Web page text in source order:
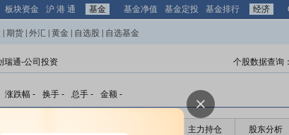
板块资金 沪 港 通 基金 基金净值 基金定投 基金排行 经济
期货 外汇 黄金 自选股 自选基金
瑞通-公司投资 个股数据查询：
涨跌幅 - 换手 - 总手 - 金额 -
主力持仓 股东分析